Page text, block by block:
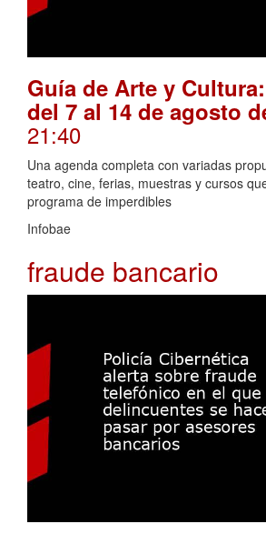
Guía de Arte y
del 7 al 14 de agosto
21:40
Una agenda completa con variadas
teatro, cine, ferias, muestras y cursos
programa de imperdibles
Infobae
fraude bancario